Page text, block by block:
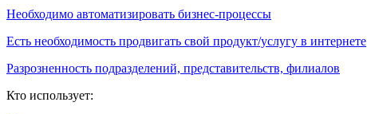
Необходимо автоматизировать бизнес-процессы
Есть необходимость продвигать свой продукт/услугу в интернете
Разрозненность подразделений, представительств, филиалов
Кто использует: